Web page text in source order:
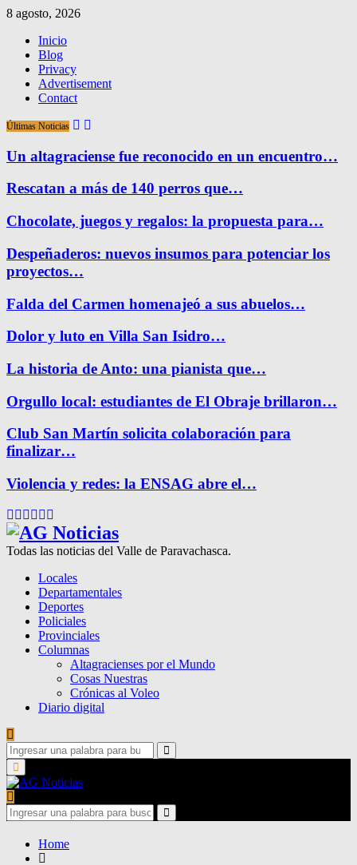
8 agosto, 2026
Inicio
Blog
Privacy
Advertisement
Contact
Últimas Noticias
Un altagraciense fue reconocido en un encuentro…
Rescatan a más de 140 perros que…
Chocolate, juegos y regalos: la propuesta para…
Despeñaderos: nuevos insumos para potenciar los
proyectos…
Falda del Carmen homenajeó a sus abuelos…
Dolor y luto en Villa San Isidro…
La historia de Anto: una pianista que…
Orgullo local: estudiantes de El Obraje brillaron…
Club San Martín solicita colaboración para
finalizar…
Violencia y redes: la ENSAG abre el…
Facebook
Twitter
Instagram
Pinterest
Google
Todas las noticias del Valle de Paravachasca.
Locales
Departamentales
Deportes
Policiales
Provinciales
Columnas
Altagracienses por el Mundo
Cosas Nuestras
Crónicas al Voleo
Diario digital
Search
for:
Search
Primary
Menu
Search
for:
Search
Home